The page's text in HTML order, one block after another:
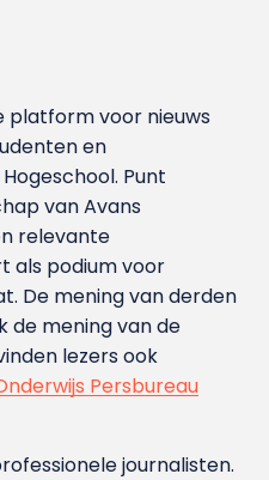
platform voor nieuws
en
Punt
van Avans
relevante
als podium voor
De mening van derden
de mening van de
lezers ook
Persbureau
journalisten.